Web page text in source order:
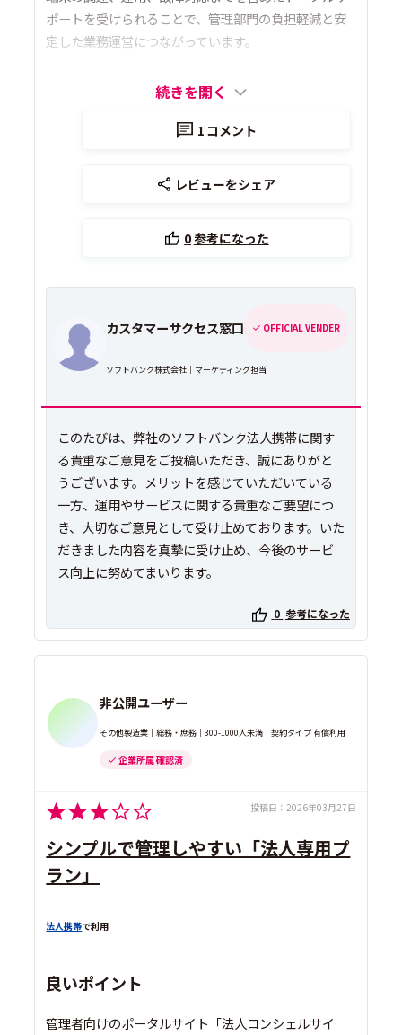
ポートを受けられることで、管理部門の負担軽減と安
定した業務運営につながっています。
続きを開く
1 コメント
レビューをシェア
0参考になった
カスタマーサクセス窓口 OFFICIAL VENDER
ソフトバンク株式会社｜マーケティング担当
このたびは、弊社のソフトバンク法人携帯に関す
る貴重なご意見をご投稿いただき、誠にありがと
うございます。メリットを感じていただいている
一方、運用やサービスに関する貴重なご要望につ
き、大切なご意見として受け止めております。いた
だきました内容を真摯に受け止め、今後のサービ
ス向上に努めてまいります。
0 参考になった
非公開ユーザー
その他製造業｜総務・庶務｜300-1000人未満｜契約タイプ 有償利用
企業所属 確認済
投稿日： 2026年03月27日
シンプルで管理しやすい「法人専用プ
ラン」
法人携帯で利用
良いポイント
管理者向けのポータルサイト「法人コンシェルサイ